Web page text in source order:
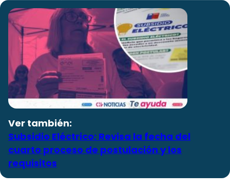
Ver también:
Subsidio Eléctrico: Revisa la fecha del
cuarto proceso de postulación y los
requisitos